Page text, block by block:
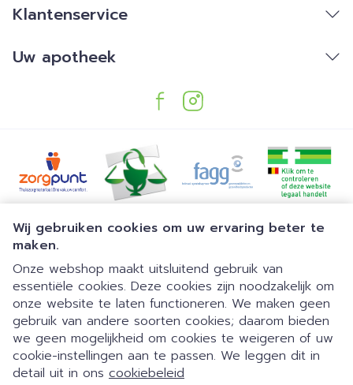
Wij gebruiken cookies om uw ervaring beter te
maken.
Onze webshop maakt uitsluitend gebruik van
essentiële cookies. Deze cookies zijn noodzakelijk om
onze website te laten functioneren. We maken geen
gebruik van andere soorten cookies; daarom bieden
we geen mogelijkheid om cookies te weigeren of uw
cookie-instellingen aan te passen. We leggen dit in
detail uit in ons cookiebeleid
1 van 1
Gemakkelijk parkeren | 24/7
Klantenservice
Uw apotheek
Juridische links